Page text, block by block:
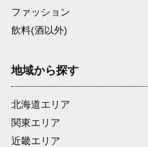
ファッション
飲料(酒以外)
地域から探す
北海道エリア
関東エリア
近畿エリア